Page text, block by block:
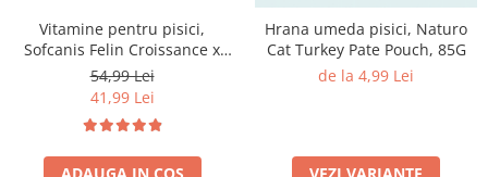
Vitamine pentru pisici,
Sofcanis Felin Croissance x
50cp
54,99 Lei
41,99 Lei
Hrana umeda pisici, Naturo
Cat Turkey Pate Pouch, 85G
de la 4,99 Lei